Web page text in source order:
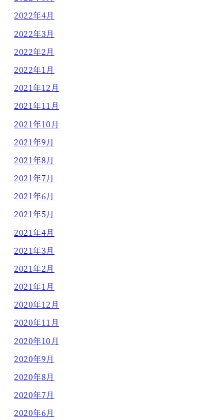
2022年4月
2022年3月
2022年2月
2022年1月
2021年12月
2021年11月
2021年10月
2021年9月
2021年8月
2021年7月
2021年6月
2021年5月
2021年4月
2021年3月
2021年2月
2021年1月
2020年12月
2020年11月
2020年10月
2020年9月
2020年8月
2020年7月
2020年6月